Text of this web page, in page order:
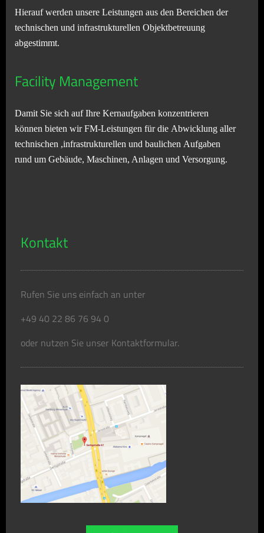
Hierauf werden unsere Leistungen aus den Bereichen der
technischen und infrastrukturellen Objektbetreuung
abgestimmt.
Facility Management
Damit Sie sich auf Ihre Kernaufgaben konzentrieren
können bieten wir FM-Leistungen für die Abwicklung aller
technischen ,infrastrukturellen und baulichen Aufgaben
rund um Gebäude, Maschinen, Anlagen und Versorgung.
Kontakt
Rufen Sie uns einfach an unter
+49 40 22 86 76 94 0
oder nutzen Sie unser Kontaktformular.